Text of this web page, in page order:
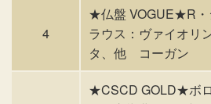
4
★仏盤 VOGUE★R・
ラウス：ヴァイオリ
タ、他 コーガン
★CSCD GOLD★ボ